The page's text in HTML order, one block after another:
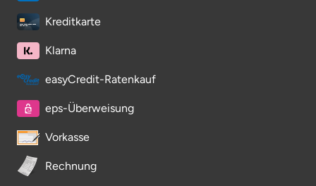
Kreditkarte
Klarna
easyCredit-Ratenkauf
eps-Überweisung
Vorkasse
Rechnung